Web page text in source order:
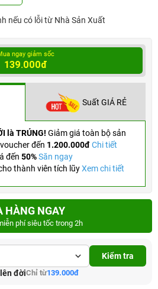
nếu có lỗi từ Nhà Sản Xuất
ngay giảm sốc
139.000đ
Suất GIÁ RẺ
là TRÚNG! Giảm giá toàn bộ sản
đến 1.200.000đChi tiết
đến 50%Săn ngay
thành viên tích lũyXem chi tiết
HÀNG NGAY
phí siêu tốc trong 2h
Kiểm tra
đờiChỉ từ139.000đ